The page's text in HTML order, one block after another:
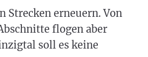
erneuern. Von
flogen aber
soll es keine